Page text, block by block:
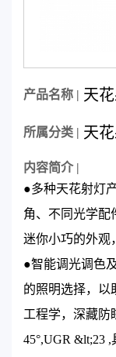
产品名称 | 天
所属分类 | 天
内容简介 |
●多种天花射灯
角、不同光学配
迷你小巧的外观
●智能调光调色
的照明选择，以
工程学，深藏防
45°,UGR &lt;23